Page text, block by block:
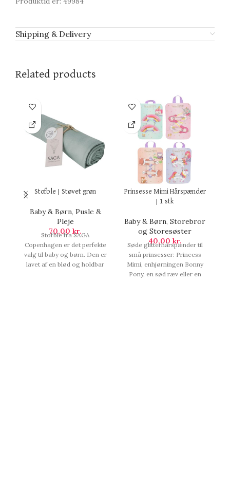
Shipping & Delivery
Related products
Stofble | Støvet grøn
Baby & Børn, Pusle &
Pleje
70,00 kr.
Stofble fra SAGA
Copenhagen er det perfekte
valg til baby og børn. Den er
lavet af en blød og holdbar
Prinsesse Mimi Hårspænder
| 1 stk
Baby & Børn, Storebror
og Storesøster
40,00 kr.
Søde glitterhårspænder til
små prinsesser: Princess
Mimi, enhjørningen Bonny
Pony, en sød ræv eller en